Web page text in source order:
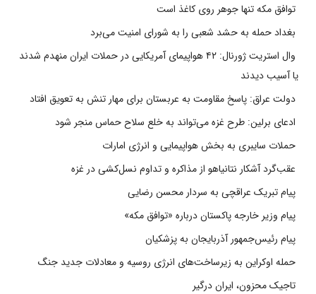
توافق مکه تنها جوهر روی کاغذ است
بغداد حمله به حشد شعبی را به شورای امنیت می‌برد
وال استریت ژورنال: ۴۲ هواپیمای آمریکایی در حملات ایران منهدم شدند
یا آسیب دیدند
دولت عراق: پاسخ مقاومت به عربستان برای مهار تنش به تعویق افتاد
ادعای برلین: طرح غزه می‌تواند به خلع سلاح حماس منجر شود
حملات سایبری به بخش هواپیمایی و انرژی امارات
عقب‌گرد آشکار نتانیاهو از مذاکره و تداوم نسل‌کشی در غزه
پیام تبریک عراقچی به سردار محسن رضایی
پیام وزیر خارجه پاکستان درباره «توافق مکه»
پیام رئیس‌جمهور آذربایجان به پزشکیان
حمله اوکراین به زیرساخت‌های انرژی روسیه و معادلات جدید جنگ
تاجیک محزون، ایران درگیر